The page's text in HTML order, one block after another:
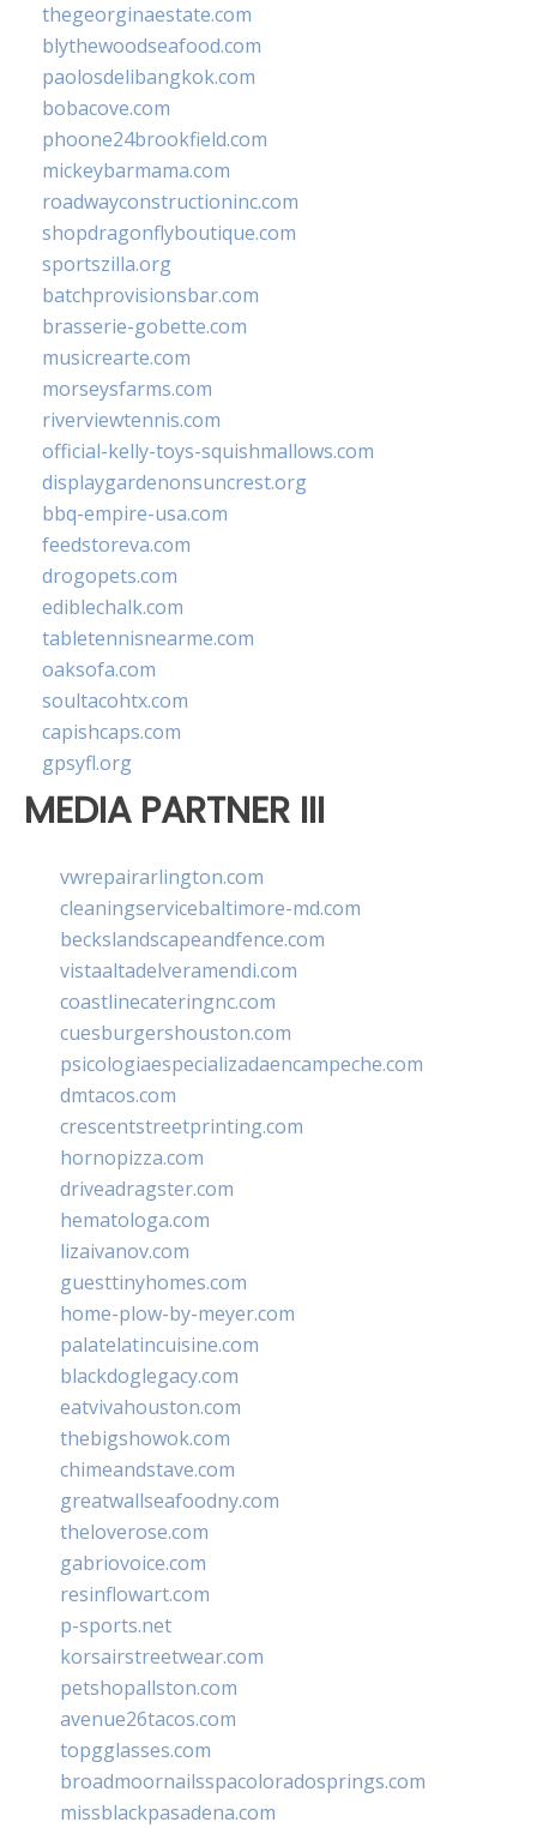
thegeorginaestate.com
blythewoodseafood.com
paolosdelibangkok.com
bobacove.com
phoone24brookfield.com
mickeybarmama.com
roadwayconstructioninc.com
shopdragonflyboutique.com
sportszilla.org
batchprovisionsbar.com
brasserie-gobette.com
musicrearte.com
morseysfarms.com
riverviewtennis.com
official-kelly-toys-squishmallows.com
displaygardenonsuncrest.org
bbq-empire-usa.com
feedstoreva.com
drogopets.com
ediblechalk.com
tabletennisnearme.com
oaksofa.com
soultacohtx.com
capishcaps.com
gpsyfl.org
MEDIA PARTNER III
vwrepairarlington.com
cleaningservicebaltimore-md.com
beckslandscapeandfence.com
vistaaltadelveramendi.com
coastlinecateringnc.com
cuesburgershouston.com
psicologiaespecializadaencampeche.com
dmtacos.com
crescentstreetprinting.com
hornopizza.com
driveadragster.com
hematologa.com
lizaivanov.com
guesttinyhomes.com
home-plow-by-meyer.com
palatelatincuisine.com
blackdoglegacy.com
eatvivahouston.com
thebigshowok.com
chimeandstave.com
greatwallseafoodny.com
theloverose.com
gabriovoice.com
resinflowart.com
p-sports.net
korsairstreetwear.com
petshopallston.com
avenue26tacos.com
topgglasses.com
broadmoornailsspacoloradosprings.com
missblackpasadena.com